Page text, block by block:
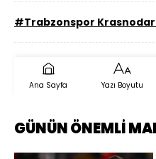
#Trabzonspor Krasnodar
Ana Sayfa Yazı Boyutu
GÜNÜN ÖNEMLİ